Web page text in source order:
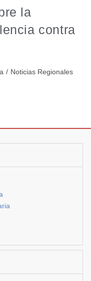
la
contra
/ Noticias Regionales